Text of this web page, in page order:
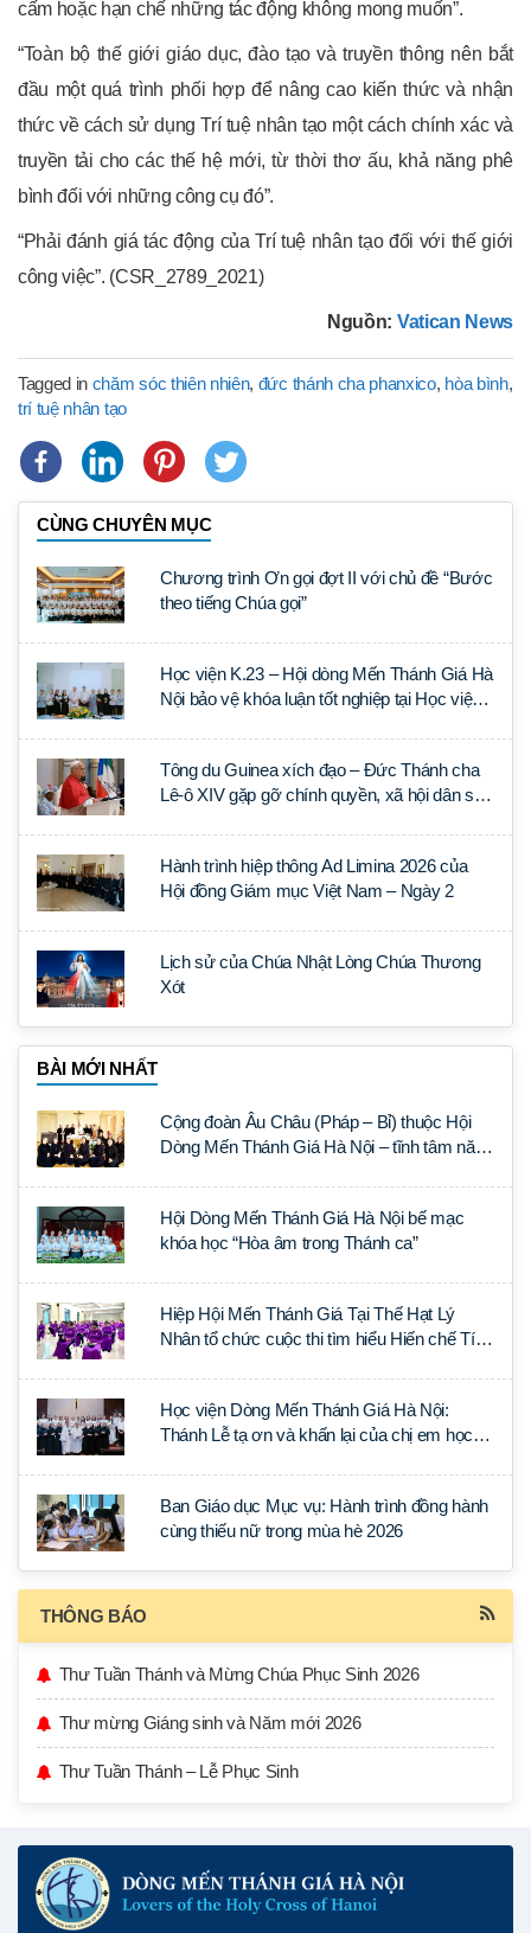
cấm hoặc hạn chế những tác động không mong muốn”.
“Toàn bộ thế giới giáo dục, đào tạo và truyền thông nên bắt
đầu một quá trình phối hợp để nâng cao kiến ​​thức và nhận
thức về cách sử dụng Trí tuệ nhân tạo một cách chính xác và
truyền tải cho các thế hệ mới, từ thời thơ ấu, khả năng phê
bình đối với những công cụ đó”.
“Phải đánh giá tác động của Trí tuệ nhân tạo đối với thế giới
công việc”. (CSR_2789_2021)
Nguồn: Vatican News
Tagged in chăm sóc thiên nhiên, đức thánh cha phanxico, hòa bình,
trí tuệ nhân tạo
CÙNG CHUYÊN MỤC
Chương trình Ơn gọi đợt II với chủ đề “Bước
theo tiếng Chúa gọi”
Học viện K.23 – Hội dòng Mến Thánh Giá Hà
Nội bảo vệ khóa luận tốt nghiệp tại Học viện
Tông du Guinea xích đạo – Đức Thánh cha
Lê-ô XIV gặp gỡ chính quyền, xã hội dân sự
Hành trình hiệp thông Ad Limina 2026 của
Hội đồng Giám mục Việt Nam – Ngày 2
Lịch sử của Chúa Nhật Lòng Chúa Thương
Xót
BÀI MỚI NHẤT
Cộng đoàn Âu Châu (Pháp – Bỉ) thuộc Hội
Dòng Mến Thánh Giá Hà Nội – tĩnh tâm năm
Hội Dòng Mến Thánh Giá Hà Nội bế mạc
khóa học “Hòa âm trong Thánh ca”
Hiệp Hội Mến Thánh Giá Tại Thế Hạt Lý
Nhân tổ chức cuộc thi tìm hiểu Hiến chế Tín
Học viện Dòng Mến Thánh Giá Hà Nội:
Thánh Lễ tạ ơn và khấn lại của chị em học
Ban Giáo dục Mục vụ: Hành trình đồng hành
cùng thiếu nữ trong mùa hè 2026
THÔNG BÁO
Thư Tuần Thánh và Mừng Chúa Phục Sinh 2026
Thư mừng Giáng sinh và Năm mới 2026
Thư Tuần Thánh – Lễ Phục Sinh